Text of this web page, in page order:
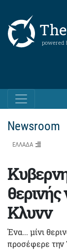
powered
Newsroom
ΕΛΛΑΔΑ
Κλυνν
Ένα... μίνι
προσέφερε την